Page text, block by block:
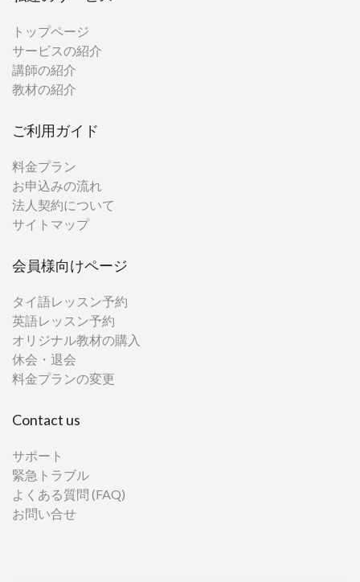
トップページ
サービスの紹介
講師の紹介
教材の紹介
ご利用ガイド
料金プラン
お申込みの流れ
法人契約について
サイトマップ
会員様向けページ
タイ語レッスン予約
英語レッスン予約
オリジナル教材の購入
休会・退会
料金プランの変更
Contact us
サポート
緊急トラブル
よくある質問 (FAQ)
お問い合せ